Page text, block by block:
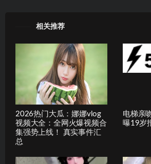
相关推荐
2026热门大瓜：娜娜vlog
视频大全：全网火爆视频合
集强势上线！ 真实事件汇
总
电梯亲
曝19岁